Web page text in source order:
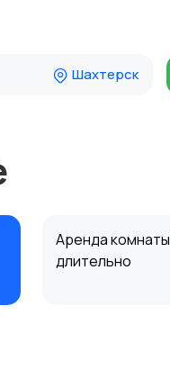
Шахтерск
Аренда комнаты
длительно